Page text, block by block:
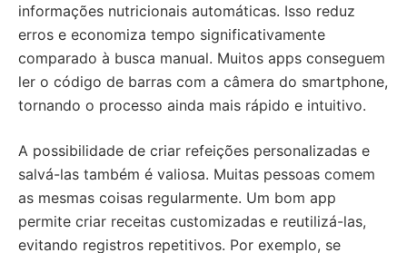
informações nutricionais automáticas. Isso reduz
erros e economiza tempo significativamente
comparado à busca manual. Muitos apps conseguem
ler o código de barras com a câmera do smartphone,
tornando o processo ainda mais rápido e intuitivo.
A possibilidade de criar refeições personalizadas e
salvá-las também é valiosa. Muitas pessoas comem
as mesmas coisas regularmente. Um bom app
permite criar receitas customizadas e reutilizá-las,
evitando registros repetitivos. Por exemplo, se